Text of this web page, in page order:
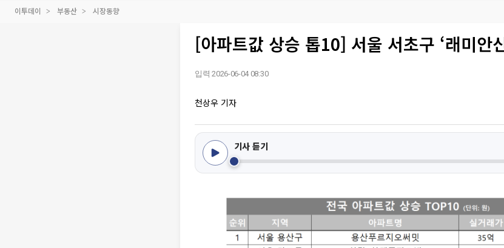
이투데이 부동산 시장동향
[아파트값 상승 톱10] 서울 서초구 ‘래미안
입력 2026-06-04 08:30
천상우 기자
기사 듣기